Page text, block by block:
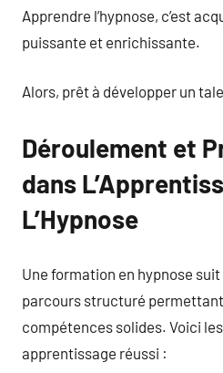
Apprendre l’hypnose, c’est
puissante et enrichissante.
Alors, prêt à développer un
Déroulement et
dans
L’Hypnose
Une formation en hypnose
parcours structuré permettant
compétences solides. Voici
apprentissage réussi :